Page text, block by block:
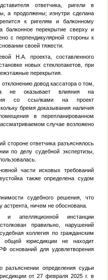
ответчика, ригели в
а продолжены; изнутри сделана
к ригелям и балконному
балконное перекрытие сверху и
с перпендикулярной стороны к
своей тяжести.
Н.А. проекта, составленного
новых стеклопакетов, при
перекрытия.
довод кассатора о том,
не оказывает влияния на
со ссылками на проект
бремя доказывания наличия
в перепланированном
случае возложено
стороне ответчика разъяснялось
по делу судебной экспертизы,
части исковых требований
также определена судом
судебного решения, что
астрента, ничем не обоснована.
апелляционной инстанции
правильно, нарушений
коллегия по гражданским
общей юрисдикции не находит
оснований для удовлетворения
разъяснении определения судьи
от 27 февраля 2025 г. в